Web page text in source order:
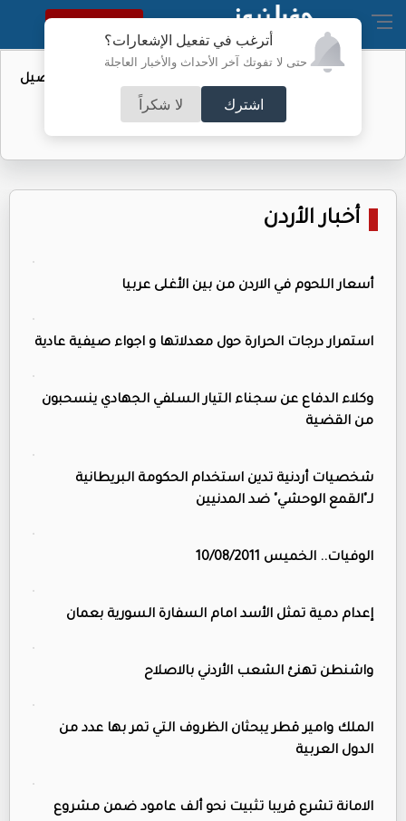
أترغب في تفعيل الإشعارات؟
حتى لا تفوتك آخر الأحداث والأخبار العاجلة
اشترك لا شكراً
النسخة الكاملة
عطاء حكومي لتعزيز مخزون النفط - تفاصيل
أخبار الأردن
أسعار اللحوم في الاردن من بين الأغلى عربيا
استمرار درجات الحرارة حول معدلاتها و اجواء صيفية عادية
وكلاء الدفاع عن سجناء التيار السلفي الجهادي ينسحبون
من القضية
شخصيات أردنية تدين استخدام الحكومة البريطانية
لـ"القمع الوحشي" ضد المدنيين
الوفيات.. الخميس 10/08/2011
إعدام دمية تمثل الأسد امام السفارة السورية بعمان
واشنطن تهنئ الشعب الأردني بالاصلاح
الملك وامير قطر يبحثان الظروف التي تمر بها عدد من
الدول العربية
الامانة تشرع قريبا تثبيت نحو ألف عامود ضمن مشروع